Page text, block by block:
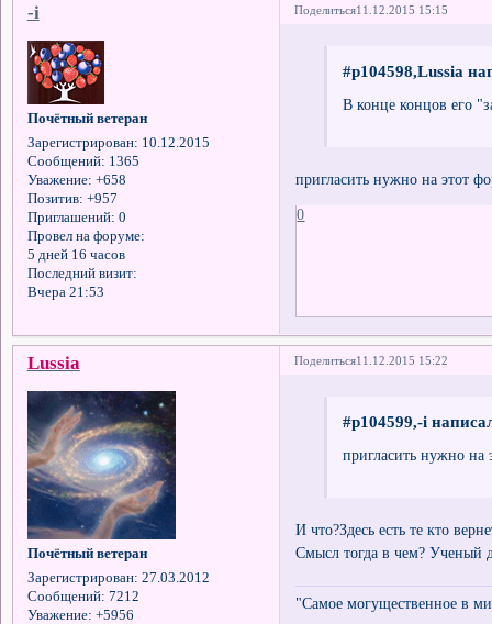
Поделиться11.12.2015 15:15
-i
Почётный ветеран
Зарегистрирован: 10.12.2015
Сообщений: 1365
Уважение: +658
Позитив: +957
Приглашений: 0
Провел на форуме:
5 дней 16 часов
Последний визит:
Вчера 21:53
#p104598,Lussia
В конце концов его
пригласить нужно на этот
0
Поделиться11.12.2015 15:22
Lussia
Почётный ветеран
Зарегистрирован: 27.03.2012
Сообщений: 7212
Уважение: +5956
#p104599,-i
пригласить нужно на
И что?Здесь есть те кто
Смысл тогда в чем? Ученый
"Самое могущественное в